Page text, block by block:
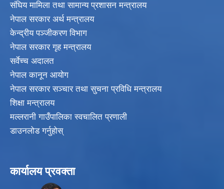
संघिय मामिला तथा सामान्य प्रशासन मन्त्रालय
नेपाल सरकार अर्थ मन्त्रालय
केन्द्रीय पञ्जीकरण विभाग
नेपाल सरकार गृह मन्त्रालय
सर्वेच्च अदालत
नेपाल कानून आयोग
नेपाल सरकार सञ्चार तथा सुचना प्रविधि मन्त्रालय
शिक्षा मन्त्रालय
मल्लरानी गाउँपालिका स्वचालित प्रणाली
डाउनलोड गर्नुहोस्
कार्यालय प्रवक्ता